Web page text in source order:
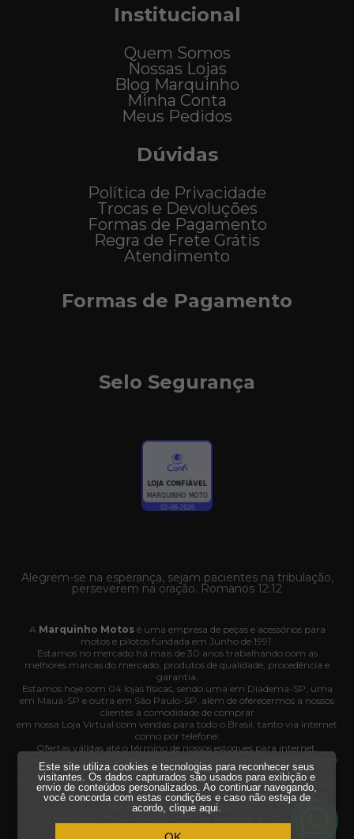
Institucional
Quem Somos
Nossas Lojas
Blog Marquinho
Minha Conta
Meus Pedidos
Dúvidas
Política de Privacidade
Trocas e Devoluções
Formas de Pagamento
Regra de Frete Grátis
Atendimento
Formas de Pagamento
Selo Segurança
Alegrem-se na esperança, sejam pacientes na tribulação,
perseverem na oração. Romanos 12:12
A Marquinho Motosé uma empresa de peças e acessórios para
motos e pilotos fundada em Junho de 1991.
Estamos no mercado há mais de 30 anos trabalhando com as
melhores marcas do mercado, produtos de qualidade, procedência e
garantia.
Estamos hoje com 04 lojas físicas, sendo uma em Diadema-SP, uma
em Mauá-SP e outra em São Paulo-SP, além de oferecermos a nossos
clientes a comodidade de comprar
em nossa Loja Virtual com vendas para todo o Brasil, tanto via internet
como por telefone.
Ofertas válidas até o término de nossos estoques para internet.
A disponibilidade dos produtos nesse site podem ter divergências com o
estoque das nossas lojas físicas.
Vendas sujeitas à análise e confirmação de dados e os pedidos poderão
ser cancelados automaticamente pela loja caso haja divergência de
valores, informações ou imagens.
35.636.876/0001-03.
Este site utiliza cookies e tecnologias para reconhecer seus
visitantes. Os dados capturados são usados para exibição e
envio de conteúdos personalizados. Ao continuar navegando,
você concorda com estas condições e caso não esteja de
acordo,clique aqui.